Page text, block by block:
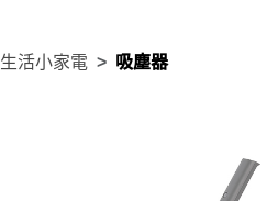
生活小家電 吸塵器